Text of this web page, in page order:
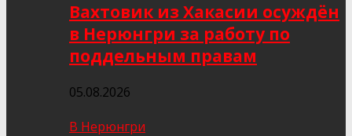
Вахтовик из Хакасии осуждён
в Нерюнгри за работу по
поддельным правам
05.08.2026
В Нерюнгри